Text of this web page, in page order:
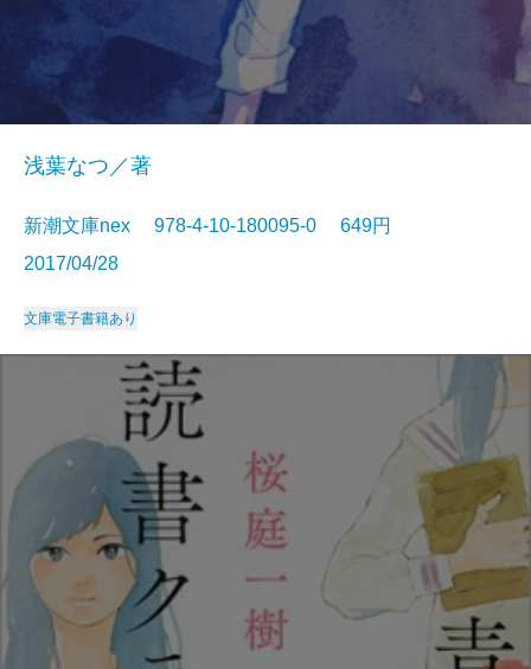
浅葉なつ／著
新潮文庫nex 978-4-10-180095-0 649円
2017/04/28
文庫電子書籍あり